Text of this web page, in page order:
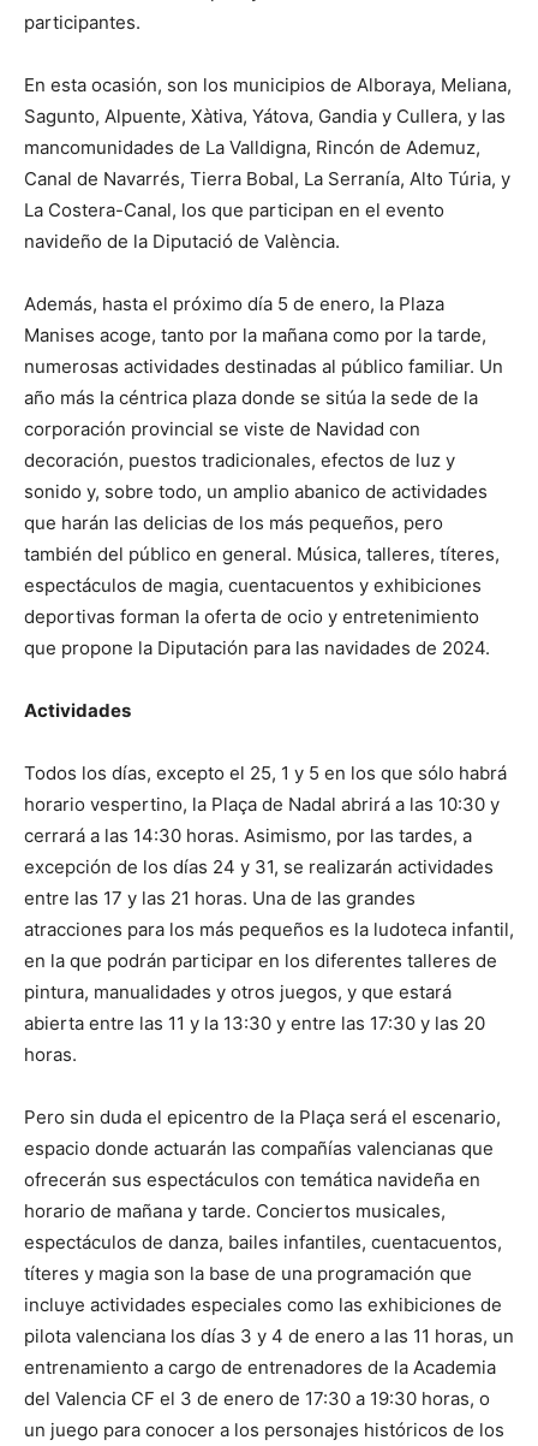
participantes.
En esta ocasión, son los municipios de Alboraya, Meliana,
Sagunto, Alpuente, Xàtiva, Yátova, Gandia y Cullera, y las
mancomunidades de La Valldigna, Rincón de Ademuz,
Canal de Navarrés, Tierra Bobal, La Serranía, Alto Túria, y
La Costera-Canal, los que participan en el evento
navideño de la Diputació de València.
Además, hasta el próximo día 5 de enero, la Plaza
Manises acoge, tanto por la mañana como por la tarde,
numerosas actividades destinadas al público familiar. Un
año más la céntrica plaza donde se sitúa la sede de la
corporación provincial se viste de Navidad con
decoración, puestos tradicionales, efectos de luz y
sonido y, sobre todo, un amplio abanico de actividades
que harán las delicias de los más pequeños, pero
también del público en general. Música, talleres, títeres,
espectáculos de magia, cuentacuentos y exhibiciones
deportivas forman la oferta de ocio y entretenimiento
que propone la Diputación para las navidades de 2024.
Actividades
Todos los días, excepto el 25, 1 y 5 en los que sólo habrá
horario vespertino, la Plaça de Nadal abrirá a las 10:30 y
cerrará a las 14:30 horas. Asimismo, por las tardes, a
excepción de los días 24 y 31, se realizarán actividades
entre las 17 y las 21 horas. Una de las grandes
atracciones para los más pequeños es la ludoteca infantil,
en la que podrán participar en los diferentes talleres de
pintura, manualidades y otros juegos, y que estará
abierta entre las 11 y la 13:30 y entre las 17:30 y las 20
horas.
Pero sin duda el epicentro de la Plaça será el escenario,
espacio donde actuarán las compañías valencianas que
ofrecerán sus espectáculos con temática navideña en
horario de mañana y tarde. Conciertos musicales,
espectáculos de danza, bailes infantiles, cuentacuentos,
títeres y magia son la base de una programación que
incluye actividades especiales como las exhibiciones de
pilota valenciana los días 3 y 4 de enero a las 11 horas, un
entrenamiento a cargo de entrenadores de la Academia
del Valencia CF el 3 de enero de 17:30 a 19:30 horas, o
un juego para conocer a los personajes históricos de los